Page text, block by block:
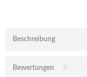
Beschreibung
Bewertungen 0